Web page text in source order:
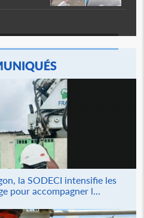
la SODECI intensifie les
pour accompagner l...